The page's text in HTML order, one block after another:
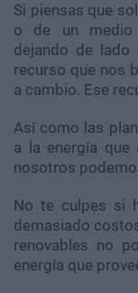
Si piensas que
o de un medio
dejando de lado
recurso que nos
a cambio. Ese
Así como las
a la energía que
nosotros
No te culpes si
demasiado
renovables no
energía que